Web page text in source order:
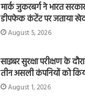
मार्क जुकरबर्ग ने भारत
डीपफेक कंटेंट पर जताया
August 5, 2026
साइबर सुरक्षा परीक्षण के
तीन असली कंपनियों को
August 1, 2026